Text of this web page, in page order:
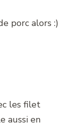
porc alors :)
les filet
aussi en